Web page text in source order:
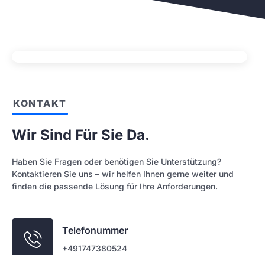
KONTAKT
Wir Sind Für Sie Da.
Haben Sie Fragen oder benötigen Sie Unterstützung?
Kontaktieren Sie uns – wir helfen Ihnen gerne weiter und
finden die passende Lösung für Ihre Anforderungen.
Telefonummer
+491747380524